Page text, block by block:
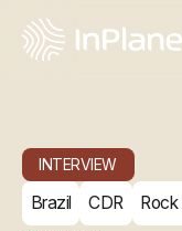
INTERVIEW
Brazil CDR